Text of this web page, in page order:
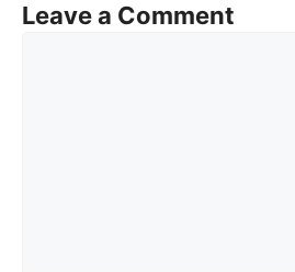
Leave a Comment